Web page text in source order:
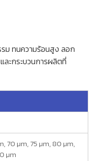
รม ทนความร้อนสูง ลอก
ละกระบวนการผลิตที่
70 µm, 75 µm, 80 µm,
µm